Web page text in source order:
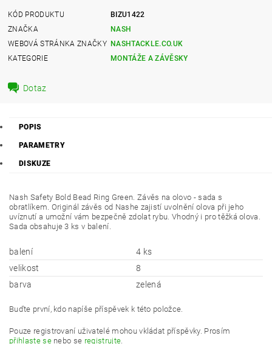
KÓD PRODUKTU
BIZU1422
ZNAČKA
NASH
WEBOVÁ STRÁNKA ZNAČKY NASHTACKLE.CO.UK
KATEGORIE
MONTÁŽE A ZÁVĚSKY
Dotaz
POPIS
PARAMETRY
DISKUZE
Nash Safety Bold Bead Ring Green. Závěs na olovo - sada s
obratlíkem. Originál závěs od Nashe zajistí uvolnění olova při jeho
uvíznutí a umožní vám bezpečně zdolat rybu. Vhodný i pro těžká olova.
Sada obsahuje 3 ks v balení.
balení
4 ks
velikost
8
barva
zelená
Buďte první, kdo napíše příspěvek k této položce.
Pouze registrovaní uživatelé mohou vkládat příspěvky. Prosím
přihlaste senebo se registrujte.